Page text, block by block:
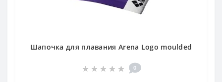
Шапочка для плавания Arena Logo moulded
0